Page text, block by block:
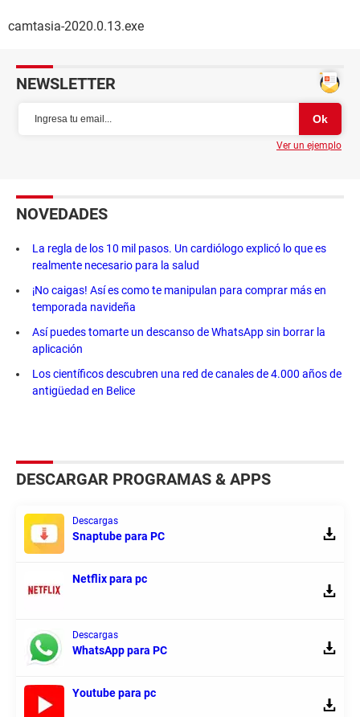
camtasia-2020.0.13.exe
NEWSLETTER
Ver un ejemplo
NOVEDADES
La regla de los 10 mil pasos. Un cardiólogo explicó lo que es
realmente necesario para la salud
¡No caigas! Así es como te manipulan para comprar más en
temporada navideña
Así puedes tomarte un descanso de WhatsApp sin borrar la
aplicación
Los científicos descubren una red de canales de 4.000 años de
antigüedad en Belice
DESCARGAR PROGRAMAS & APPS
Descargas
Snaptube para PC
Netflix para pc
Descargas
WhatsApp para PC
Youtube para pc